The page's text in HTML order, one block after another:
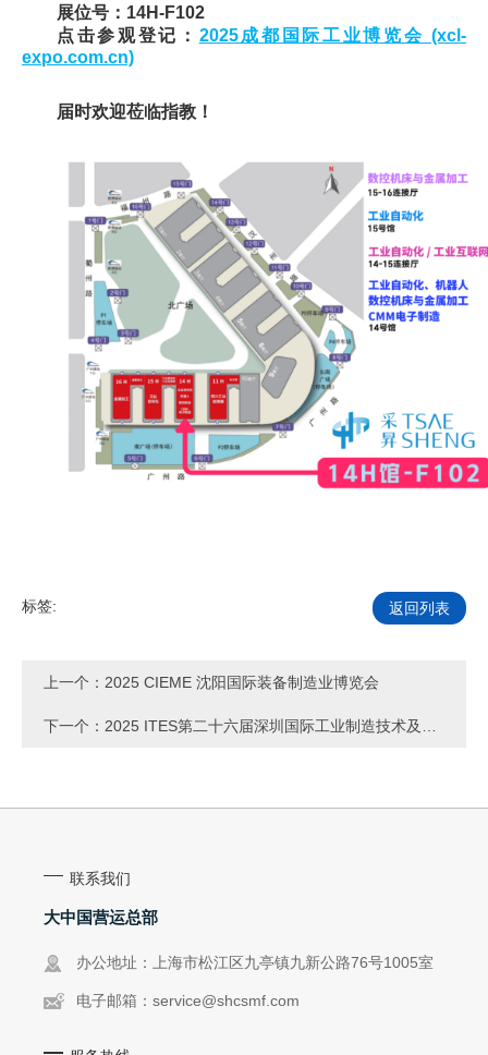
展位号：14H-F102
点击参观登记： 2025成都国际工业博览会 (xcl-
expo.com.cn)
届时欢迎莅临指教！
标签: 返回列表
上一个：2025 CIEME 沈阳国际装备制造业博览会
下一个：2025 ITES第二十六届深圳国际工业制造技术及设
联系我们
大中国营运总部
办公地址：上海市松江区九亭镇九新公路76号1005室
电子邮箱： service@shcsmf.com